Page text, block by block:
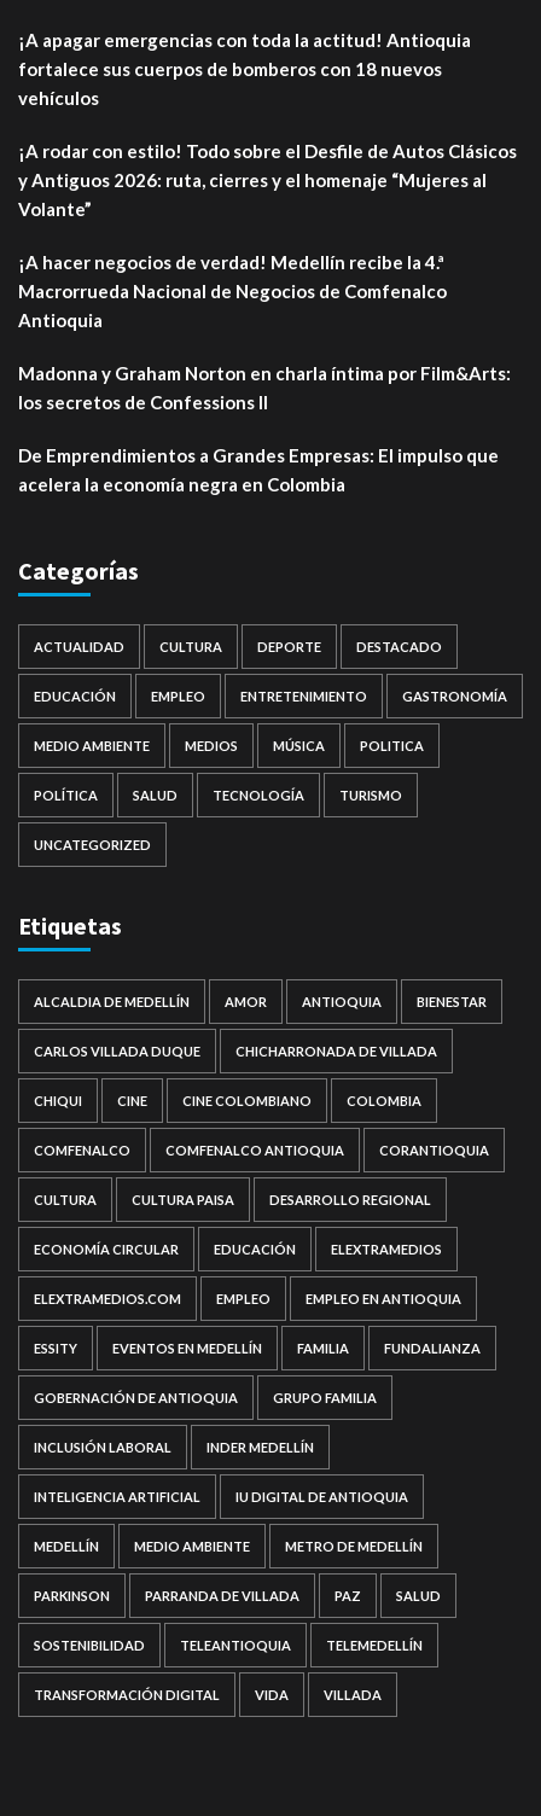
¡A apagar emergencias con toda la actitud! Antioquia
fortalece sus cuerpos de bomberos con 18 nuevos
vehículos
¡A rodar con estilo! Todo sobre el Desfile de Autos Clásicos
y Antiguos 2026: ruta, cierres y el homenaje “Mujeres al
Volante”
¡A hacer negocios de verdad! Medellín recibe la 4.ª
Macrorrueda Nacional de Negocios de Comfenalco
Antioquia
Madonna y Graham Norton en charla íntima por Film&Arts:
los secretos de Confessions II
De Emprendimientos a Grandes Empresas: El impulso que
acelera la economía negra en Colombia
Categorías
ACTUALIDAD CULTURA DEPORTE DESTACADO
EDUCACIÓN EMPLEO ENTRETENIMIENTO GASTRONOMÍA
MEDIO AMBIENTE MEDIOS MÚSICA POLITICA
POLÍTICA SALUD TECNOLOGÍA TURISMO
UNCATEGORIZED
Etiquetas
ALCALDIA DE MEDELLÍN AMOR ANTIOQUIA BIENESTAR
CARLOS VILLADA DUQUE CHICHARRONADA DE VILLADA
CHIQUI CINE CINE COLOMBIANO COLOMBIA
COMFENALCO COMFENALCO ANTIOQUIA CORANTIOQUIA
CULTURA CULTURA PAISA DESARROLLO REGIONAL
ECONOMÍA CIRCULAR EDUCACIÓN ELEXTRAMEDIOS
ELEXTRAMEDIOS.COM EMPLEO EMPLEO EN ANTIOQUIA
ESSITY EVENTOS EN MEDELLÍN FAMILIA FUNDALIANZA
GOBERNACIÓN DE ANTIOQUIA GRUPO FAMILIA
INCLUSIÓN LABORAL INDER MEDELLÍN
INTELIGENCIA ARTIFICIAL IU DIGITAL DE ANTIOQUIA
MEDELLÍN MEDIO AMBIENTE METRO DE MEDELLÍN
PARKINSON PARRANDA DE VILLADA PAZ SALUD
SOSTENIBILIDAD TELEANTIOQUIA TELEMEDELLÍN
TRANSFORMACIÓN DIGITAL VIDA VILLADA